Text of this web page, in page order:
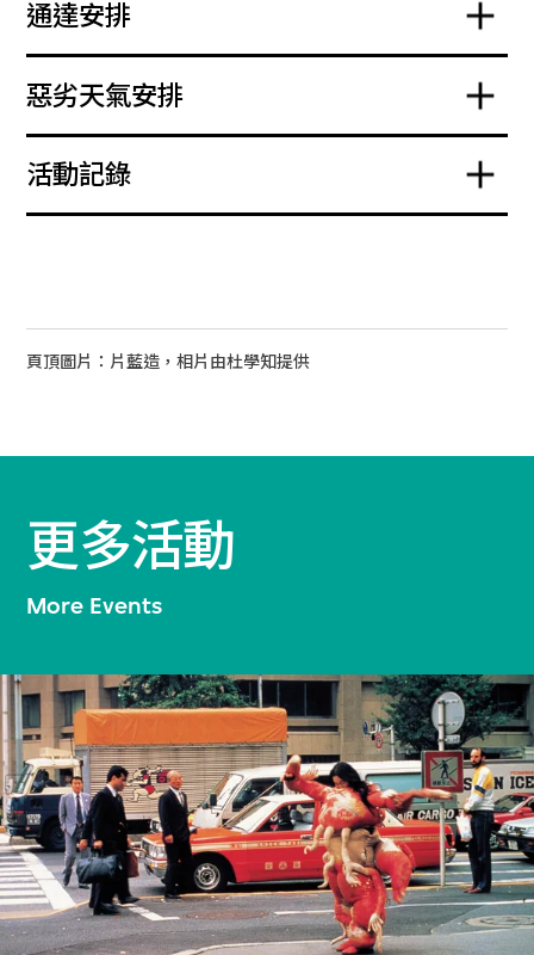
通達安排
惡劣天氣安排
活動記錄
頁頂圖片：片藍造，相片由杜學知提供
更多活動
More Events